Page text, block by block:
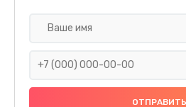
Заказать
Замена